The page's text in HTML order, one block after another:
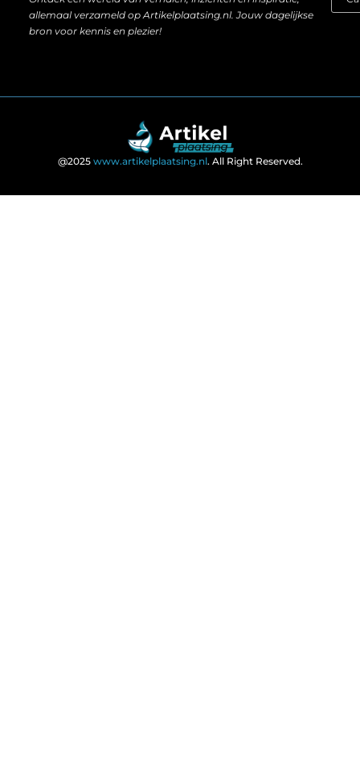
allemaal verzameld op Artikelplaatsing.nl. Jouw dagelijkse
bron voor kennis en plezier!
@2025 www.artikelplaatsing.nl. All Right Reserved.